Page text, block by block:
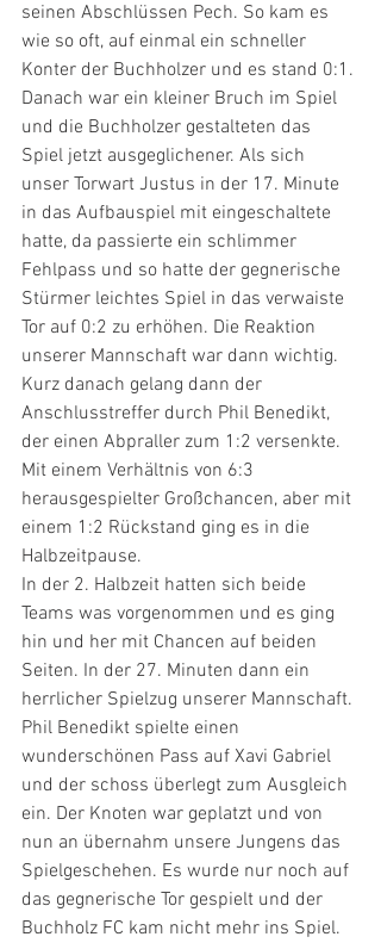
seinen Abschlüssen Pech. So kam es
wie so oft, auf einmal ein schneller
Konter der Buchholzer und es stand 0:1.
Danach war ein kleiner Bruch im Spiel
und die Buchholzer gestalteten das
Spiel jetzt ausgeglichener. Als sich
unser Torwart Justus in der 17. Minute
in das Aufbauspiel mit eingeschaltete
hatte, da passierte ein schlimmer
Fehlpass und so hatte der gegnerische
Stürmer leichtes Spiel in das verwaiste
Tor auf 0:2 zu erhöhen. Die Reaktion
unserer Mannschaft war dann wichtig.
Kurz danach gelang dann der
Anschlusstreffer durch Phil Benedikt,
der einen Abpraller zum 1:2 versenkte.
Mit einem Verhältnis von 6:3
herausgespielter Großchancen, aber mit
einem 1:2 Rückstand ging es in die
Halbzeitpause.
In der 2. Halbzeit hatten sich beide
Teams was vorgenommen und es ging
hin und her mit Chancen auf beiden
Seiten. In der 27. Minuten dann ein
herrlicher Spielzug unserer Mannschaft.
Phil Benedikt spielte einen
wunderschönen Pass auf Xavi Gabriel
und der schoss überlegt zum Ausgleich
ein. Der Knoten war geplatzt und von
nun an übernahm unsere Jungens das
Spielgeschehen. Es wurde nur noch auf
das gegnerische Tor gespielt und der
Buchholz FC kam nicht mehr ins Spiel.